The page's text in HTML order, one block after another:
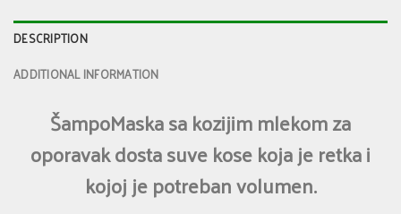
DESCRIPTION
ADDITIONAL INFORMATION
ŠampoMaska sa kozijim mlekom za
oporavak dosta suve kose koja je retka i
kojoj je potreban volumen.